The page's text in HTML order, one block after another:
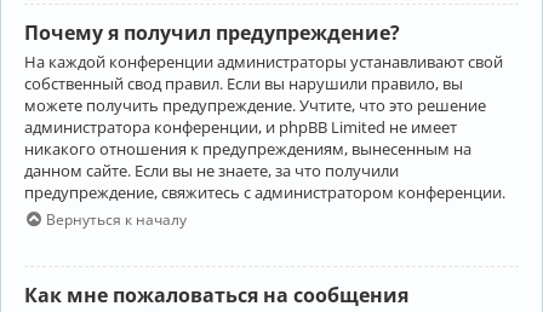
Почему я получил предупреждение?
На каждой конференции администраторы устанавливают свой
собственный свод правил. Если вы нарушили правило, вы
можете получить предупреждение. Учтите, что это решение
администратора конференции, и phpBB Limited не имеет
никакого отношения к предупреждениям, вынесенным на
данном сайте. Если вы не знаете, за что получили
предупреждение, свяжитесь с администратором конференции.
Вернуться к началу
Как мне пожаловаться на сообщения